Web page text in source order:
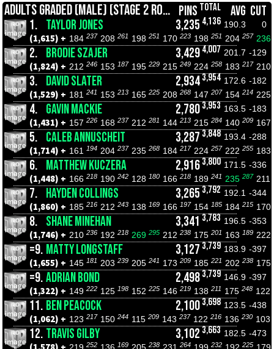
ADULTS GRADED (MALE) (STAGE 2 ROLL OFFS) PINS TOTAL AVG CUT
1. TAYLOR JONES 3,235 4,136 190.3 0
(1,615) + 184 237 208 261 198 251 170 223 198 251 204 257 236
2. BRODIE SZAJER 3,4294,007 201.7 -129
(1,824) + 212 246 153 187 195 229 215 249 224 258 183 217 210
3. DAVID SLATER 2,9343,954 172.6 -182
(1,529) + 181 241 153 213 165 225 208 268 147 207 154 214 225
4. GAVIN MACKIE 2,7803,953 163.5 -183
(1,431) + 157 226 168 237 212 281 144 213 215 284 140 209 167
5. CALEB ANNUSCHEIT 3,287 3,848 193.4 -288
(1,714) + 161 194 204 237 235 268 184 217 224 257 222 255 183
6. MATTHEW KUCZERA 2,9163,800 171.5 -336
(1,448) + 166 218 190 242 128 180 166 218 189 241 235 287 211
7. HAYDEN COLLINGS 3,265 3,792 192.1 -344
(1,860) + 185 216 212 243 138 169 166 197 154 185 184 215 170
8. SHANE MINEHAN 3,341 3,783 196.5 -353
(1,746) + 210 236 192 218 269 295 212 238 175 201 163 189 222
=9. MATTY LONGSTAFF 3,127 3,739 183.9 -397
(1,655) + 145 181 203 239 205 241 173 209 185 221 202 238 175
=9.ADRIAN BOND 2,4983,739 146.9 -397
(1,322) + 149 222 125 198 152 225 146 219 138 211 175 248 122
11. BEN PEACOCK 2,1003,698 123.5 -438
(1,062) + 123 217 150 244 115 209 143 237 122 216 136 230 103
12. TRAVIS GILBY 3,102 3,663 182.5 -473
252 169 238 264 232 225